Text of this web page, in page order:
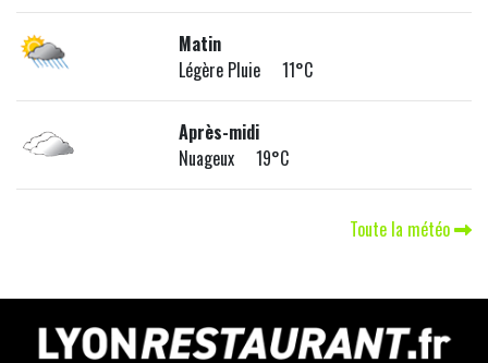
Matin
Légère Pluie 11°C
Après-midi
Nuageux 19°C
Toute la météo